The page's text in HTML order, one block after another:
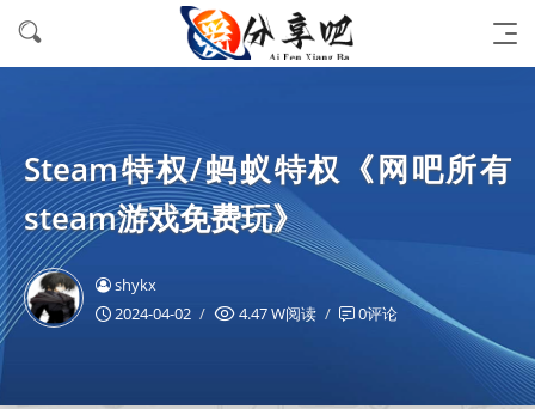
Steam特权/蚂蚁特权《网吧所有
steam游戏免费玩》
shykx
2024-04-02
4.47 W阅读 0评论